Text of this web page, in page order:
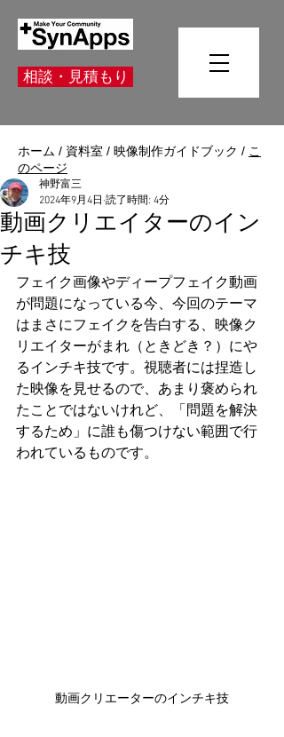
相談・見積もり
ホーム / 資料室 / 映像制作ガイドブック / こ
のページ
動画クリエイターのイン
チキ技
神野富三
2024年9月4日 読了時間: 4分
フェイク画像やディープフェイク動画
が問題になっている今、今回のテーマ
はまさにフェイクを告白する、映像ク
リエイターがまれ（ときどき？）にや
るインチキ技です。視聴者には捏造し
た映像を見せるので、あまり褒められ
たことではないけれど、「問題を解決
するため」に誰も傷つけない範囲で行
われているものです。
動画クリエーターのインチキ技